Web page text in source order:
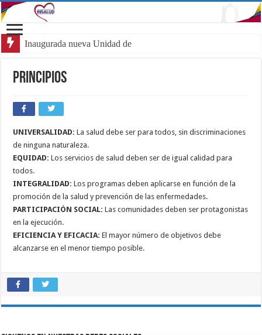
Inaugurada nueva Unidad de H
Principios
UNIVERSALIDAD: La salud debe ser para todos, sin discriminaciones
de ninguna naturaleza.
EQUIDAD: Los servicios de salud deben ser de igual calidad para
todos.
INTEGRALIDAD: Los programas deben aplicarse en función de la
promoción de la salud y prevención de las enfermedades.
PARTICIPACIÓN SOCIAL: Las comunidades deben ser protagonistas
en la ejecución.
EFICIENCIA Y EFICACIA: El mayor número de objetivos debe
alcanzarse en el menor tiempo posible.